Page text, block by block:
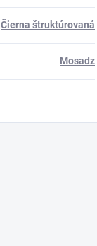
Čierna štruktúrovaná
Mosadz